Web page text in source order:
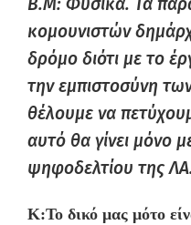
κομουνιστών
δρόμο διότι με το
την εμπιστοσύνη
θέλουμε να
αυτό θα γίνει μόνο
ψηφοδελτίου της
K:Το δικό μας μότο